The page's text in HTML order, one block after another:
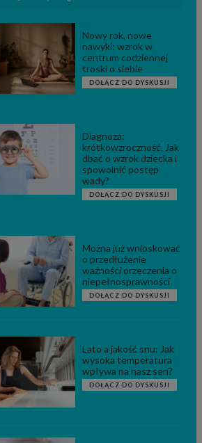
Nowy rok, nowe
nawyki: wzrok w
centrum codziennej
troski o siebie
DOŁĄCZ DO DYSKUSJI
Diagnoza:
krótkowzroczność. Jak
dbać o wzrok dziecka i
spowolnić postęp
wady?
DOŁĄCZ DO DYSKUSJI
Można już wnioskować
o przedłużenie
ważności orzeczenia o
niepełnosprawności
DOŁĄCZ DO DYSKUSJI
Lato a jakość snu: Jak
wysoka temperatura
wpływa na nasz sen?
DOŁĄCZ DO DYSKUSJI